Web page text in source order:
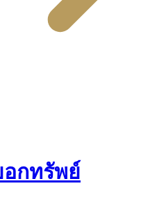
กทรัพย์